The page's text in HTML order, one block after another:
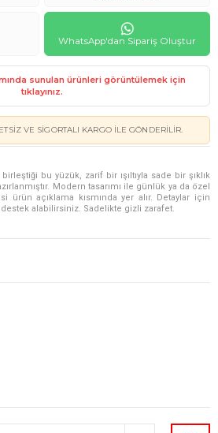
WhatsApp'dan Sipariş Oluştur
sunulan ürünleri görüntülemek için
tıklayınız.
VE SIGORTALI KARGO ILE GÖNDERILIR.
bu yüzük, zarif bir ışıltıyla sade bir şıklık
Modern tasarımı ile günlük ya da özel
ürün açıklama kısmında yer alır. Detaylar için
alabilirsiniz. Sadelikte gizli zarafet.